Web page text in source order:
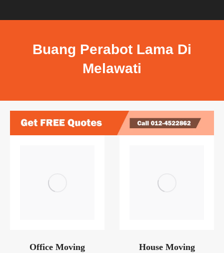
Buang Perabot Lama Di
Melawati
Office Moving House Moving